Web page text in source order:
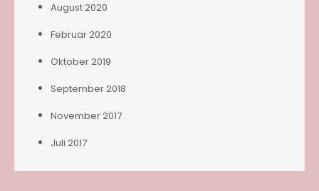
August 2020
Februar 2020
Oktober 2019
September 2018
November 2017
Juli 2017